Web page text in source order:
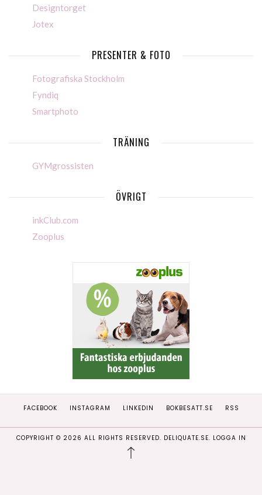
Designtorget
Jotex
PRESENTER & FOTO
Fotografiska Stockholm
Fyndiq
Smartphoto
TRÄNING
GYMgrossisten
ÖVRIGT
inkClub.com
Zooplus
FACEBOOK INSTAGRAM LINKEDIN BOKBESATT.SE RSS
COPYRIGHT © 2026 ALL RIGHTS RESERVED. DELIQUATE.SE. LOGGA IN